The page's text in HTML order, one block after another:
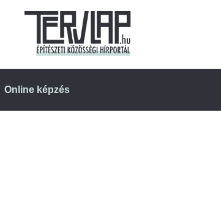
Online képzés